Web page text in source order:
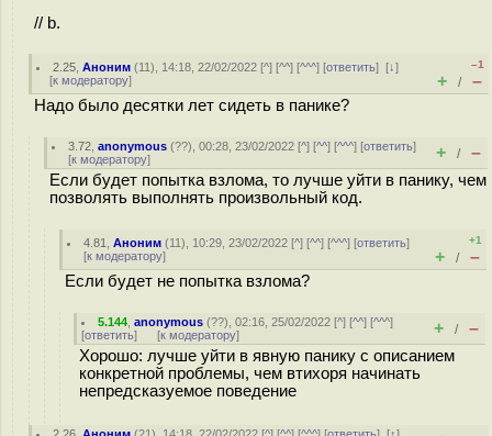
// b.
2.25 ,Аноним (11), 14:18, 22/02/2022 [^] [^^] [^^^] [ответить][↓]
[к модератору]
–1
+ / –
Надо было десятки лет сидеть в панике?
3.72 ,anonymous (??), 00:28, 23/02/2022 [^] [^^] [^^^] [ответить]
[к модератору] + / –
Если будет попытка взлома, то лучше уйти в панику, чем
позволять выполнять произвольный код.
4.81 ,Аноним (11), 10:29, 23/02/2022 [^] [^^] [^^^] [ответить]
[к модератору]
+1
+ / –
Если будет не попытка взлома?
5.144 ,anonymous (??), 02:16, 25/02/2022 [^] [^^] [^^^]
[ответить] [к модератору] + / –
Хорошо: лучше уйти в явную панику с описанием
конкретной проблемы, чем втихоря начинать
непредсказуемое поведение